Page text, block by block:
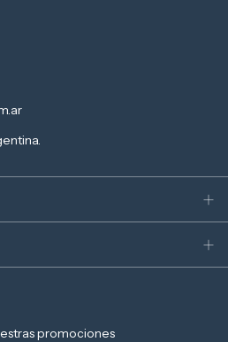
promociones